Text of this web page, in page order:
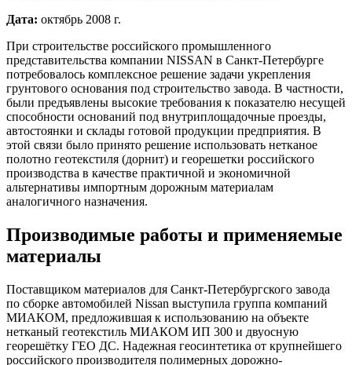
Дата: октябрь 2008 г.
При строительстве российского промышленного
представительства компании NISSAN в Санкт-Петербурге
потребовалось комплексное решение задачи укрепления
грунтового основания под строительство завода. В частности,
были предъявлены высокие требования к показателю несущей
способности оснований под внутриплощадочные проезды,
автостоянки и склады готовой продукции предприятия. В
этой связи было принято решение использовать нетканое
полотно геотекстиля (дорнит) и георешетки российского
производства в качестве практичной и экономичной
альтернативы импортным дорожным материалам
аналогичного назначения.
Производимые работы и применяемые
материалы
Поставщиком материалов для Санкт-Петербургского завода
по сборке автомобилей Nissan выступила группа компаний
МИАКОМ, предложившая к использованию на объекте
нетканый геотекстиль МИАКОМ ИП 300 и двуосную
георешётку ГЕО ДС. Надежная геосинтетика от крупнейшего
российского производителя полимерных дорожно-